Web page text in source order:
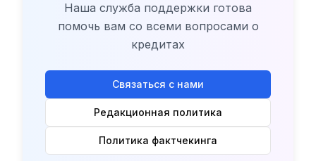
Наша служба поддержки готова
помочь вам со всеми вопросами о
кредитах
Связаться с нами
Редакционная политика
Политика фактчекинга